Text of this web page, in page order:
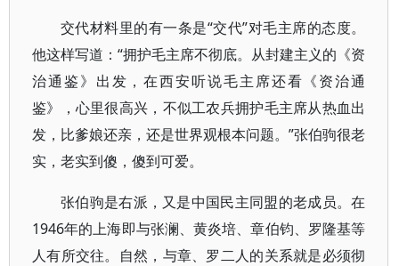
交代材料里的有一条是“交代”对毛主席的态度。
他这样写道：“拥护毛主席不彻底。从封建主义的《资
治通鉴》出发，在西安听说毛主席还看《资治通
鉴》，心里很高兴，不似工农兵拥护毛主席从热血出
发，比爹娘还亲，还是世界观根本问题。”张伯驹很老
实，老实到傻，傻到可爱。
张伯驹是右派，又是中国民主同盟的老成员。在
1946年的上海即与张澜、黄炎培、章伯钧、罗隆基等
人有所交往。自然，与章、罗二人的关系就是必须彻